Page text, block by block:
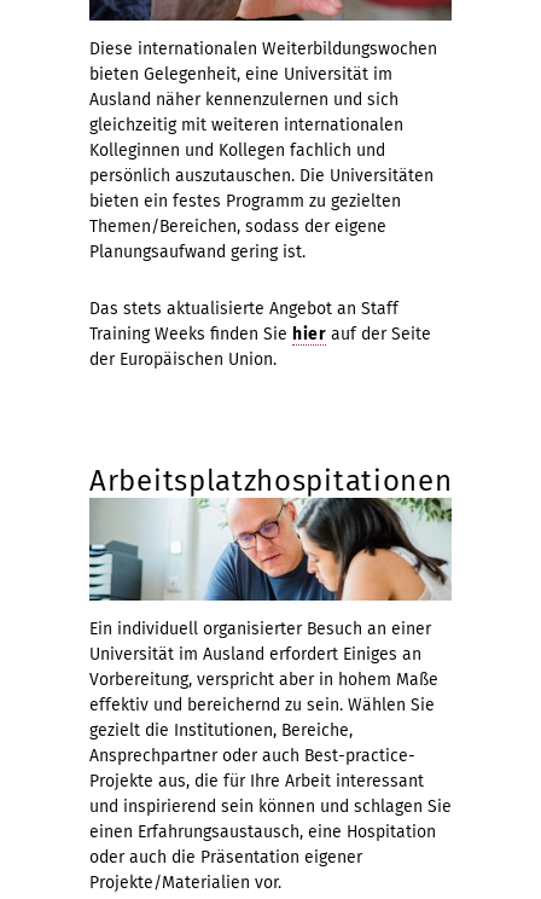
Diese internationalen Weiterbildungswochen
bieten Gelegenheit, eine Universität im
Ausland näher kennenzulernen und sich
gleichzeitig mit weiteren internationalen
Kolleginnen und Kollegen fachlich und
persönlich auszutauschen. Die Universitäten
bieten ein festes Programm zu gezielten
Themen/Bereichen, sodass der eigene
Planungsaufwand gering ist.
Das stets aktualisierte Angebot an Staff
Training Weeks finden Sie hier auf der Seite
der Europäischen Union.
Arbeitsplatzhospitationen
Ein individuell organisierter Besuch an einer
Universität im Ausland erfordert Einiges an
Vorbereitung, verspricht aber in hohem Maße
effektiv und bereichernd zu sein. Wählen Sie
gezielt die Institutionen, Bereiche,
Ansprechpartner oder auch Best-practice-
Projekte aus, die für Ihre Arbeit interessant
und inspirierend sein können und schlagen Sie
einen Erfahrungsaustausch, eine Hospitation
oder auch die Präsentation eigener
Projekte/Materialien vor.